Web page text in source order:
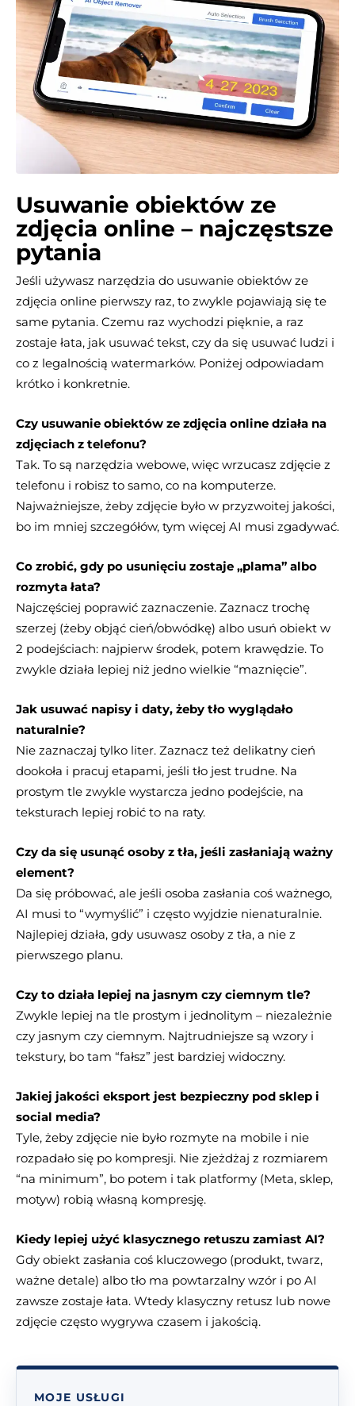
Usuwanie obiektów ze
zdjęcia online – najczęstsze
pytania
Jeśli używasz narzędzia do usuwanie obiektów ze
zdjęcia online pierwszy raz, to zwykle pojawiają się te
same pytania. Czemu raz wychodzi pięknie, a raz
zostaje łata, jak usuwać tekst, czy da się usuwać ludzi i
co z legalnością watermarków. Poniżej odpowiadam
krótko i konkretnie.
Czy usuwanie obiektów ze zdjęcia online działa na
zdjęciach z telefonu?
Tak. To są narzędzia webowe, więc wrzucasz zdjęcie z
telefonu i robisz to samo, co na komputerze.
Najważniejsze, żeby zdjęcie było w przyzwoitej jakości,
bo im mniej szczegółów, tym więcej AI musi zgadywać.
Co zrobić, gdy po usunięciu zostaje „plama” albo
rozmyta łata?
Najczęściej poprawić zaznaczenie. Zaznacz trochę
szerzej (żeby objąć cień/obwódkę) albo usuń obiekt w
2 podejściach: najpierw środek, potem krawędzie. To
zwykle działa lepiej niż jedno wielkie “maznięcie”.
Jak usuwać napisy i daty, żeby tło wyglądało
naturalnie?
Nie zaznaczaj tylko liter. Zaznacz też delikatny cień
dookoła i pracuj etapami, jeśli tło jest trudne. Na
prostym tle zwykle wystarcza jedno podejście, na
teksturach lepiej robić to na raty.
Czy da się usunąć osoby z tła, jeśli zasłaniają ważny
element?
Da się próbować, ale jeśli osoba zasłania coś ważnego,
AI musi to “wymyślić” i często wyjdzie nienaturalnie.
Najlepiej działa, gdy usuwasz osoby z tła, a nie z
pierwszego planu.
Czy to działa lepiej na jasnym czy ciemnym tle?
Zwykle lepiej na tle prostym i jednolitym – niezależnie
czy jasnym czy ciemnym. Najtrudniejsze są wzory i
tekstury, bo tam “fałsz” jest bardziej widoczny.
Jakiej jakości eksport jest bezpieczny pod sklep i
social media?
Tyle, żeby zdjęcie nie było rozmyte na mobile i nie
rozpadało się po kompresji. Nie zjeżdżaj z rozmiarem
“na minimum”, bo potem i tak platformy (Meta, sklep,
motyw) robią własną kompresję.
Kiedy lepiej użyć klasycznego retuszu zamiast AI?
Gdy obiekt zasłania coś kluczowego (produkt, twarz,
ważne detale) albo tło ma powtarzalny wzór i po AI
zawsze zostaje łata. Wtedy klasyczny retusz lub nowe
zdjęcie często wygrywa czasem i jakością.
MOJE USŁUGI